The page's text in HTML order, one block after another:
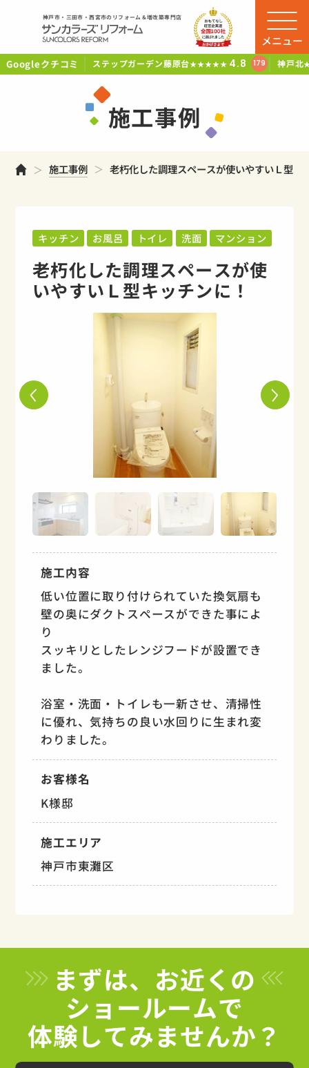
神戸市・三田市・西宮市のリフォーム＆増改築専門店
Googleクチコミ ステップガーデン藤原台★★★★★ 4.8 179 神戸北
メニュー
施工事例
ホーム施工事例 老朽化した調理スペースが使いやすいＬ型キ
キッチン お風呂 トイレ 洗面 マンション
老朽化した調理スペースが使
いやすいＬ型キッチンに！
施工内容
低い位置に取り付けられていた換気扇も
壁の奥にダクトスペースができた事によ
り
スッキリとしたレンジフードが設置でき
ました。
浴室・洗面・トイレも一新させ、清掃性
に優れ、気持ちの良い水回りに生まれ変
わりました。
お客様名
K様邸
施工エリア
神戸市東灘区
まずは、お近くの
ショールームで
体験してみませんか？